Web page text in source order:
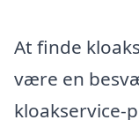
At finde
være en
kloakservice-